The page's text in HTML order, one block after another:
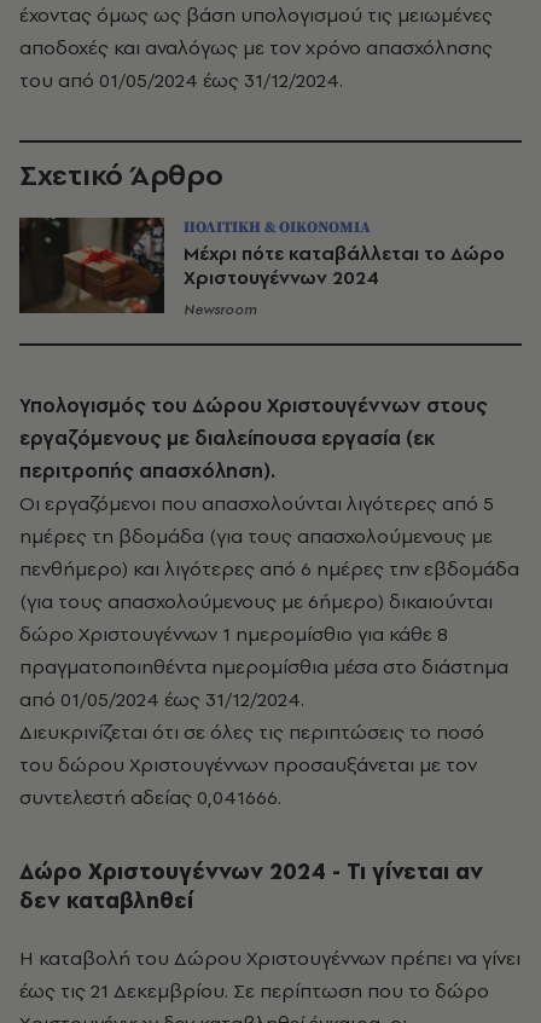
έχοντας όμως ως βάση υπολογισμού τις μειωμένες
αποδοχές και αναλόγως με τον χρόνο απασχόλησης
του από 01/05/2024 έως 31/12/2024.
Σχετικό Άρθρο
ΠΟΛΙΤΙΚΗ & ΟΙΚΟΝΟΜΙΑ
Μέχρι πότε καταβάλλεται το Δώρο
Χριστουγέννων 2024
Newsroom
Υπολογισμός του Δώρου Χριστουγέννων στους
εργαζόμενους με διαλείπουσα εργασία (εκ
περιτροπής απασχόληση).
Οι εργαζόμενοι που απασχολούνται λιγότερες από 5
ημέρες τη βδομάδα (για τους απασχολούμενους με
πενθήμερο) και λιγότερες από 6 ημέρες την εβδομάδα
(για τους απασχολούμενους με 6ήμερο) δικαιούνται
δώρο Χριστουγέννων 1 ημερομίσθιο για κάθε 8
πραγματοποιηθέντα ημερομίσθια μέσα στο διάστημα
από 01/05/2024 έως 31/12/2024.
Διευκρινίζεται ότι σε όλες τις περιπτώσεις το ποσό
του δώρου Χριστουγέννων προσαυξάνεται με τον
συντελεστή αδείας 0,041666.
Δώρο Χριστουγέννων 2024 - Τι γίνεται αν
δεν καταβληθεί
Η καταβολή του Δώρου Χριστουγέννων πρέπει να γίνει
έως τις 21 Δεκεμβρίου. Σε περίπτωση που το δώρο